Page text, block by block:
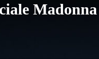
Madonna